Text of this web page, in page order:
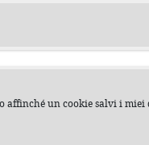
affinché un cookie salvi i